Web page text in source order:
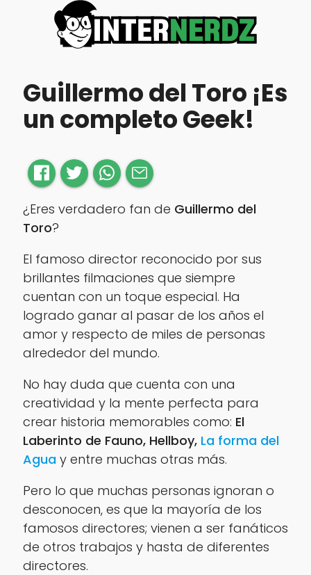
Guillermo del Toro ¡Es
un completo Geek!
¿Eres verdadero fan de Guillermo del
Toro?
El famoso director reconocido por sus
brillantes filmaciones que siempre
cuentan con un toque especial. Ha
logrado ganar al pasar de los años el
amor y respecto de miles de personas
alrededor del mundo.
No hay duda que cuenta con una
creatividad y la mente perfecta para
crear historia memorables como: El
Laberinto de Fauno, Hellboy, La forma del
Aguay entre muchas otras más.
Pero lo que muchas personas ignoran o
desconocen, es que la mayoría de los
famosos directores; vienen a ser fanáticos
de otros trabajos y hasta de diferentes
directores.